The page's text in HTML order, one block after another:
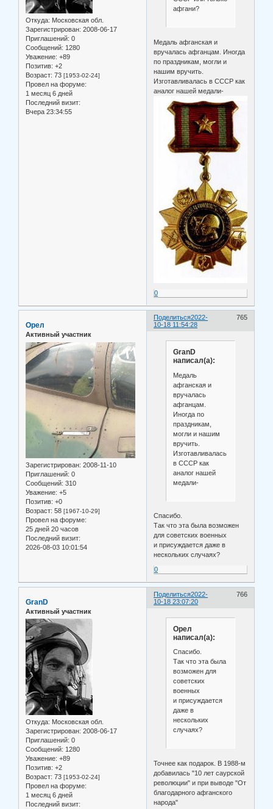
Откуда: Московская обл.
Зарегистрирован: 2008-06-17
Приглашений: 0
Сообщений: 1280
Уважение: +89
Позитив: +2
Возраст: 73 [1953-02-24]
Провел на форуме:
1 месяц 6 дней
Последний визит:
Вчера 23:34:55
афгани?
Медаль афганская и
вручалась афганцам. Иногда
по праздникам, могли и
нашим вручить.
Изготавливалась в СССР как
аналог нашей медали-
0
Поделиться 765
2022-
10-18 11:54:28
Орел
Активный участник
Зарегистрирован: 2008-11-10
Приглашений: 0
Сообщений: 310
Уважение: +5
Позитив: +0
Возраст: 58 [1967-10-29]
Провел на форуме:
25 дней 20 часов
Последний визит:
2026-08-03 10:01:54
GranD
написал(а):
Медаль
афганская и
вручалась
афганцам.
Иногда по
праздникам,
могли и нашим
вручить.
Изготавливалась
в СССР как
аналог нашей
медали-
Спасибо.
Так что эта была возможен
для советских военных
и присуждается даже в
нескольких случаях?
0
Поделиться 766
2022-
10-18 23:07:20
GranD
Активный участник
Откуда: Московская обл.
Зарегистрирован: 2008-06-17
Приглашений: 0
Сообщений: 1280
Уважение: +89
Позитив: +2
Возраст: 73 [1953-02-24]
Провел на форуме:
1 месяц 6 дней
Последний визит:
Орел
написал(а):
Спасибо.
Так что эта была
возможен для
советских
военных
и присуждается
даже в
нескольких
случаях?
Точнее как подарок. В 1988-м
добавилась "10 лет саурской
революции" и при выводе "От
благодарного афганского
народа"